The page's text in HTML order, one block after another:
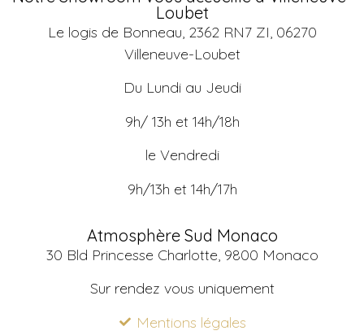
Loubet
Le logis de Bonneau, 2362 RN7 ZI, 06270
Villeneuve-Loubet
Du Lundi au Jeudi
9h/ 13h et 14h/18h
le Vendredi
9h/13h et 14h/17h
Atmosphère Sud Monaco
30 Bld Princesse Charlotte, 9800 Monaco
Sur rendez vous uniquement
Mentions légales